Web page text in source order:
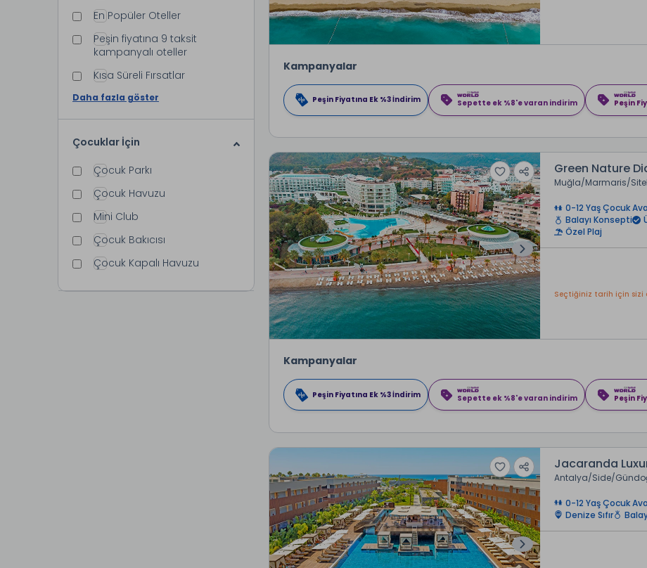
En Popüler Oteller
Peşin fiyatına 9 taksit
kampanyalı oteller
Kısa Süreli Fırsatlar
Daha fazla göster
Çocuklar İçin
Çocuk Parkı
Çocuk Havuzu
Mini Club
Çocuk Bakıcısı
Çocuk Kapalı Havuzu
Kampanyalar
Peşin Fiyatına Ek %3 İndirim Sepette ek %8'e varan indirim Peşin
Green Nature
Muğla Marmaris
0-12 Yaş Çocuk
Balayı Konsepti
Özel Plaj
Seçtiğiniz tarih için sizi
Kampanyalar
Peşin Fiyatına Ek %3 İndirim Sepette ek %8'e varan indirim Peşin
Jacaranda
Antalya Side
0-12 Yaş Çocuk
Denize Sıfır